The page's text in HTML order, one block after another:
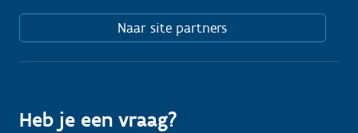
Naar site partners
Heb je een vraag?